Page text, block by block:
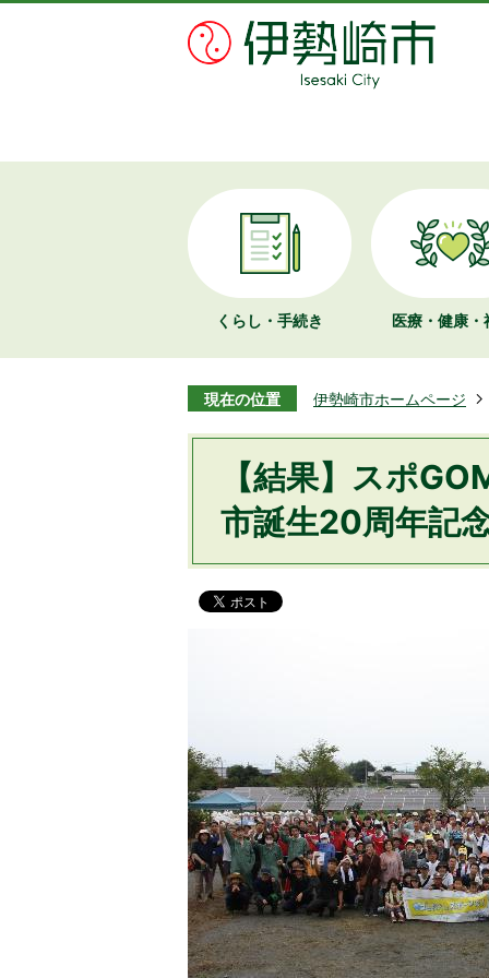
くらし・手続き 医療・健康・
現在の位置 伊勢崎市ホームページ
【結果】スポ
市誕生20周年記